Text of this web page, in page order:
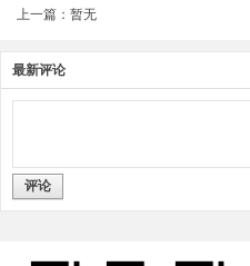
上一篇：暂无
最新评论
评论